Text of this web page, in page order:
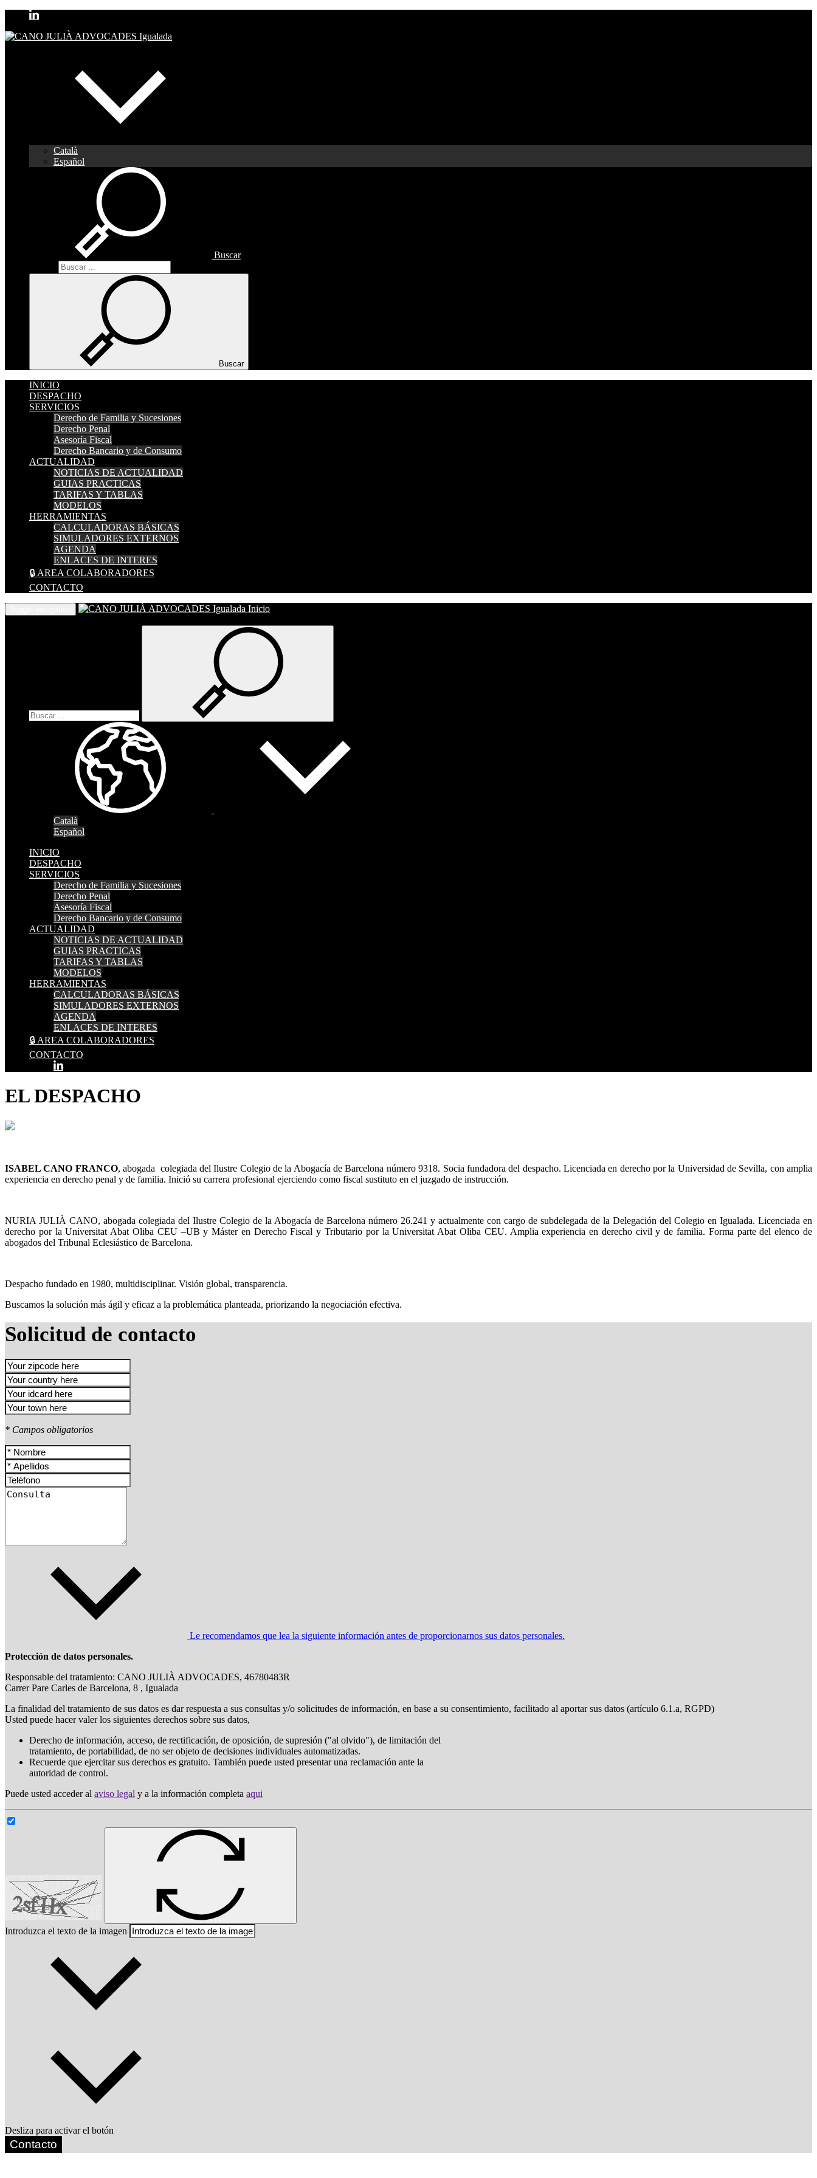
Català
Español
Buscar
Buscar
INICIO
DESPACHO
SERVICIOS
Derecho de Familia y Sucesiones
Derecho Penal
Asesoría Fiscal
Derecho Bancario y de Consumo
ACTUALIDAD
NOTICIAS DE ACTUALIDAD
GUIAS PRACTICAS
TARIFAS Y TABLAS
MODELOS
HERRAMIENTAS
CALCULADORAS BÁSICAS
SIMULADORES EXTERNOS
AGENDA
ENLACES DE INTERES
🔒 AREA COLABORADORES
CONTACTO
Inicio
Català
Español
INICIO
DESPACHO
SERVICIOS
Derecho de Familia y Sucesiones
Derecho Penal
Asesoría Fiscal
Derecho Bancario y de Consumo
ACTUALIDAD
NOTICIAS DE ACTUALIDAD
GUIAS PRACTICAS
TARIFAS Y TABLAS
MODELOS
HERRAMIENTAS
CALCULADORAS BÁSICAS
SIMULADORES EXTERNOS
AGENDA
ENLACES DE INTERES
🔒 AREA COLABORADORES
CONTACTO
EL DESPACHO
ISABEL CANO FRANCO, abogada colegiada del Ilustre Colegio de la Abogacía de Barcelona número 9318. Socia fundadora del despacho. Licenciada en derecho por la Universidad de Sevilla, con amplia
experiencia en derecho penal y de familia. Inició su carrera profesional ejerciendo como fiscal sustituto en el juzgado de instrucción.
NURIA JULIÀ CANO, abogada colegiada del Ilustre Colegio de la Abogacía de Barcelona número 26.241 y actualmente con cargo de subdelegada de la Delegación del Colegio en Igualada. Licenciada en
derecho por la Universitat Abat Oliba CEU –UB y Máster en Derecho Fiscal y Tributario por la Universitat Abat Oliba CEU. Amplia experiencia en derecho civil y de familia. Forma parte del elenco de
abogados del Tribunal Eclesiástico de Barcelona.
Despacho fundado en 1980, multidisciplinar. Visión global, transparencia.
Buscamos la solución más ágil y eficaz a la problemática planteada, priorizando la negociación efectiva.
Solicitud de contacto
* Campos obligatorios
Le recomendamos que lea la siguiente información antes de proporcionarnos sus datos personales.
Protección de datos personales.
Responsable del tratamiento: CANO JULIÀ ADVOCADES, 46780483R
Carrer Pare Carles de Barcelona, 8 , Igualada
La finalidad del tratamiento de sus datos es dar respuesta a sus consultas y/o solicitudes de información, en base a su consentimiento, facilitado al aportar sus datos (artículo 6.1.a, RGPD)
Usted puede hacer valer los siguientes derechos sobre sus datos,
Derecho de información, acceso, de rectificación, de oposición, de supresión ("al olvido"), de limitación del
tratamiento, de portabilidad, de no ser objeto de decisiones individuales automatizadas.
Recuerde que ejercitar sus derechos es gratuito. También puede usted presentar una reclamación ante la
autoridad de control.
Puede usted acceder al aviso legal y a la información completa aqui
Introduzca el texto de la imagen
Desliza para activar el botón
Contacto